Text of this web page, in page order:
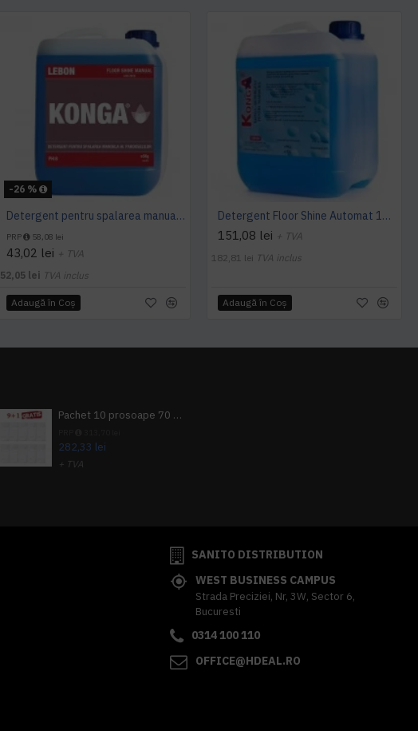
-26 %
Detergent pentru spalarea manuala a pardoselilor, Dilutie 1:100, Floor Shine Manual, Konga, 5L
PRP 58,08 lei
43,02 lei + TVA
52,05 lei TVA inclus
Adaugă în Coş
Detergent Floor Shine Automat 10 L Konga
151,08 lei + TVA
182,81 lei TVA inclus
Adaugă în Coş
Pachet 10 prosoape 70 x 140cm 9 + 1 gratuit
282,33 lei
+ TVA
SANITO DISTRIBUTION
WEST BUSINESS CAMPUS
Strada Preciziei, Nr, 3W, Sector 6,
Bucuresti
0314 100 110
OFFICE@HDEAL.RO